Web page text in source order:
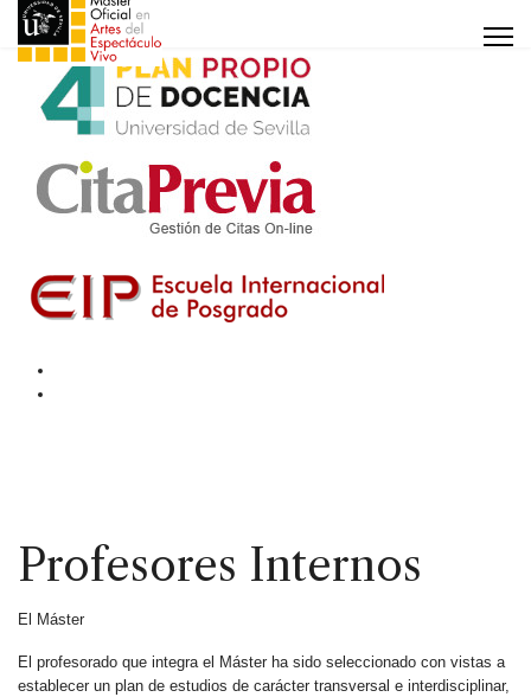
Profesores Internos
El Máster
El profesorado que integra el Máster ha sido seleccionado con vistas a
establecer un plan de estudios de carácter transversal e interdisciplinar,